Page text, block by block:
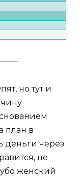
но тут и
план в
деньги через
не
женский